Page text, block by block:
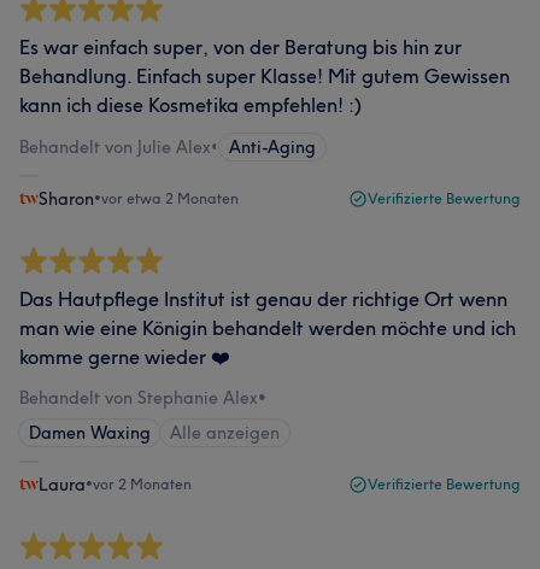
Es war einfach super, von der Beratung bis hin zur
Behandlung. Einfach super Klasse! Mit gutem Gewissen
kann ich diese Kosmetika empfehlen! :)
Behandelt von Julie Alex• Anti-Aging
Sharon•vor etwa 2 Monaten Verifizierte Bewertung
Das Hautpflege Institut ist genau der richtige Ort wenn
man wie eine Königin behandelt werden möchte und ich
komme gerne wieder ❤️
Behandelt von Stephanie Alex•
Damen Waxing
Alle anzeigen
Laura•vor 2 Monaten Verifizierte Bewertung